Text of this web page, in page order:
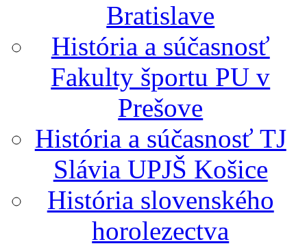
Bratislave
História a súčasnosť
Fakulty športu PU v
Prešove
História a súčasnosť TJ
Slávia UPJŠ Košice
História slovenského
horolezectva